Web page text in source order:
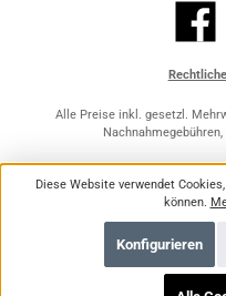
Facebook
Alle Preise inkl. gesetzl.
Diese Website verwendet
können.
Konfigurieren